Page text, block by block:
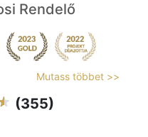
Rendelő
Mutass többet >>
(355)